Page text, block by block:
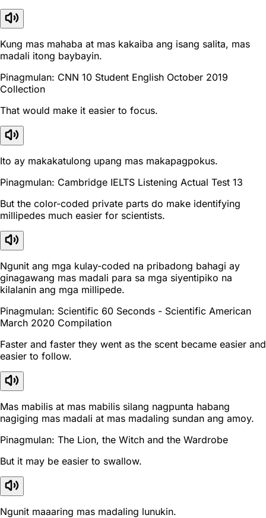
Kung mas mahaba at mas kakaiba ang isang salita, mas
madali itong baybayin.
Pinagmulan: CNN 10 Student English October 2019
Collection
That would make it easier to focus.
Ito ay makakatulong upang mas makapagpokus.
Pinagmulan: Cambridge IELTS Listening Actual Test 13
But the color-coded private parts do make identifying
millipedes much easier for scientists.
Ngunit ang mga kulay-coded na pribadong bahagi ay
ginagawang mas madali para sa mga siyentipiko na
kilalanin ang mga millipede.
Pinagmulan: Scientific 60 Seconds - Scientific American
March 2020 Compilation
Faster and faster they went as the scent became easier and
easier to follow.
Mas mabilis at mas mabilis silang nagpunta habang
nagiging mas madali at mas madaling sundan ang amoy.
Pinagmulan: The Lion, the Witch and the Wardrobe
But it may be easier to swallow.
Ngunit maaaring mas madaling lunukin.